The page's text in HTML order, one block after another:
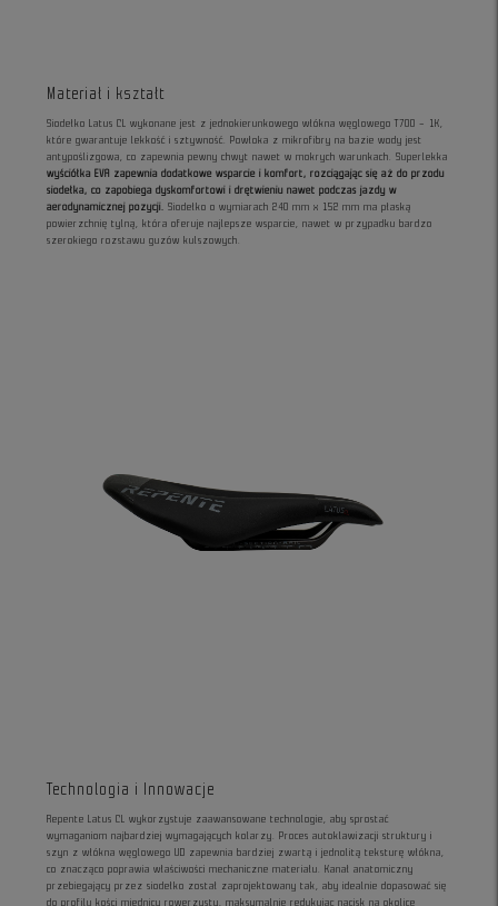
Materiał i kształt
Siodełko Latus CL wykonane jest z jednokierunkowego włókna węglowego T700 – 1K,
które gwarantuje lekkość i sztywność. Powłoka z mikrofibry na bazie wody jest
antypoślizgowa, co zapewnia pewny chwyt nawet w mokrych warunkach. Superlekka
wyściółka EVA zapewnia dodatkowe wsparcie i komfort, rozciągając się aż do przodu
siodełka, co zapobiega dyskomfortowi i drętwieniu nawet podczas jazdy w
aerodynamicznej pozycji.
Siodełko o wymiarach 240 mm x 152 mm ma płaską
powierzchnię tylną, która oferuje najlepsze wsparcie, nawet w przypadku bardzo
szerokiego rozstawu guzów kulszowych.
Technologia i Innowacje
Repente Latus CL wykorzystuje zaawansowane technologie, aby sprostać
wymaganiom najbardziej wymagających kolarzy. Proces autoklawizacji struktury i
szyn z włókna węglowego UD zapewnia bardziej zwartą i jednolitą teksturę włókna,
co znacząco poprawia właściwości mechaniczne materiału. Kanał anatomiczny
przebiegający przez siodełko został zaprojektowany tak, aby idealnie dopasować się
do profilu kości miednicy rowerzysty, maksymalnie redukując nacisk na okolice